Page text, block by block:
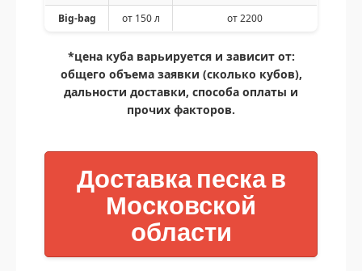
Big-bag
от 150 л от 2200
*цена куба варьируется и зависит от:
общего объема заявки (сколько кубов),
дальности доставки, способа оплаты и
прочих факторов.
Доставка песка в
Московской
области